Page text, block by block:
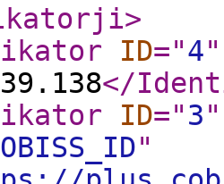
>
ID="4"
</
ID="3"
"